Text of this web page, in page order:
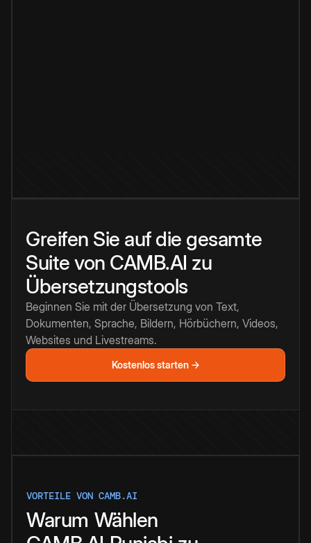
Greifen Sie auf die gesamte
Suite von CAMB.AI zu
Übersetzungstools
Beginnen Sie mit der Übersetzung von Text,
Dokumenten, Sprache, Bildern, Hörbüchern, Videos,
Websites und Livestreams.
Kostenlos starten →
VORTEILE VON CAMB.AI
Warum Wählen